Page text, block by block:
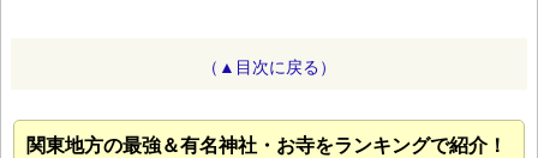
（▲目次に戻る）
関東地方の最強＆有名神社・お寺をランキングで紹介！